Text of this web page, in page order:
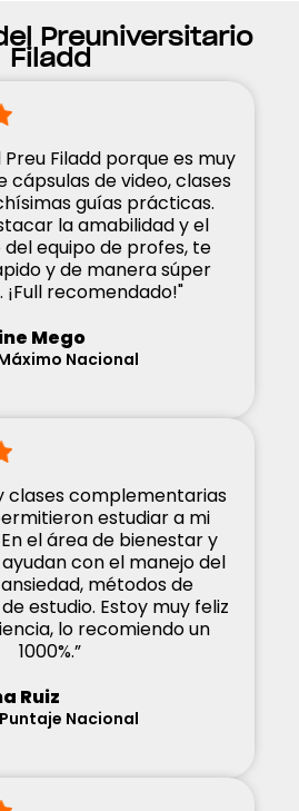
Preuniversitario
Filadd
Filadd porque es muy
de video, clases
guías prácticas.
la amabilidad y el
equipo de profes, te
y de manera súper
recomendado!"
Mego
Nacional
clases complementarias
estudiar a mi
el área de bienestar y
con el manejo del
métodos de
estudio. Estoy muy feliz
lo recomiendo un
1000%.”
Ruiz
Nacional